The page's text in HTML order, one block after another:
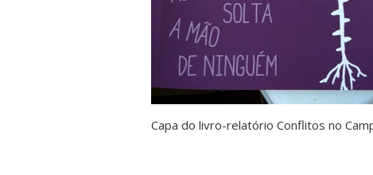
Capa do livro-relatório Conflitos no